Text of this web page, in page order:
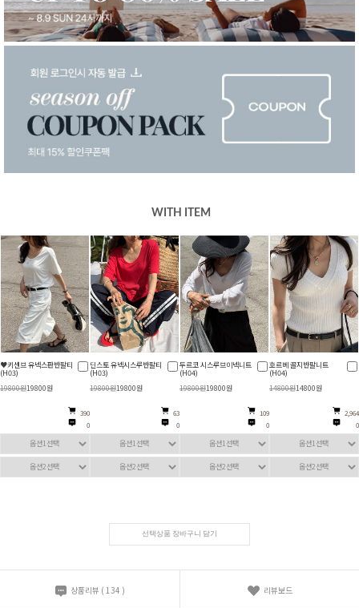
WITH ITEM
딘스토 유넥시스루반팔티
(H03)
19800원19800원
63
0
두르코 시스루브이넥니트
(H04)
19800원19800원
109
0
호르베 골지반팔니트
(H04)
14800원14800원
2,964
0
티란모 소가죽벨트(H04)
39800원39800원
선택상품 장바구니 담기
상품리뷰 ( 134 ) 리뷰보드